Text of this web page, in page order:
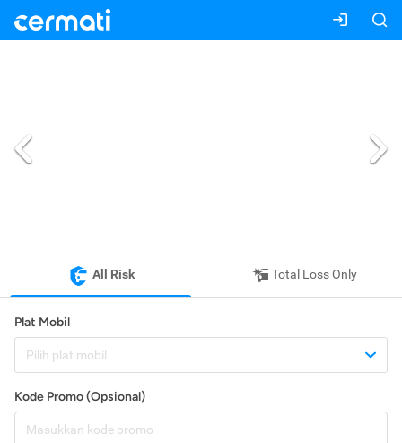
All Risk Total Loss Only
Plat Mobil
Pilih plat mobil
Kode Promo (Opsional)